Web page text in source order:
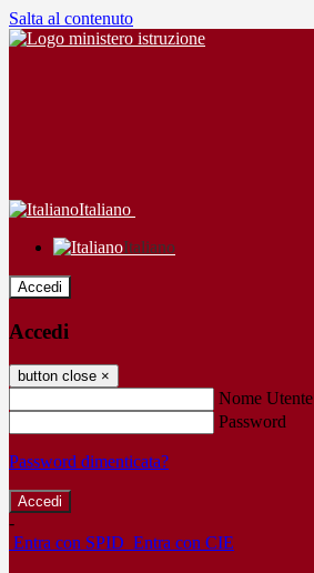
Salta al contenuto
Italiano
Italiano
Accedi
Accedi
button close ×
Nome Utente
Password
Password dimenticata?
-
Entra con SPID Entra con CIE